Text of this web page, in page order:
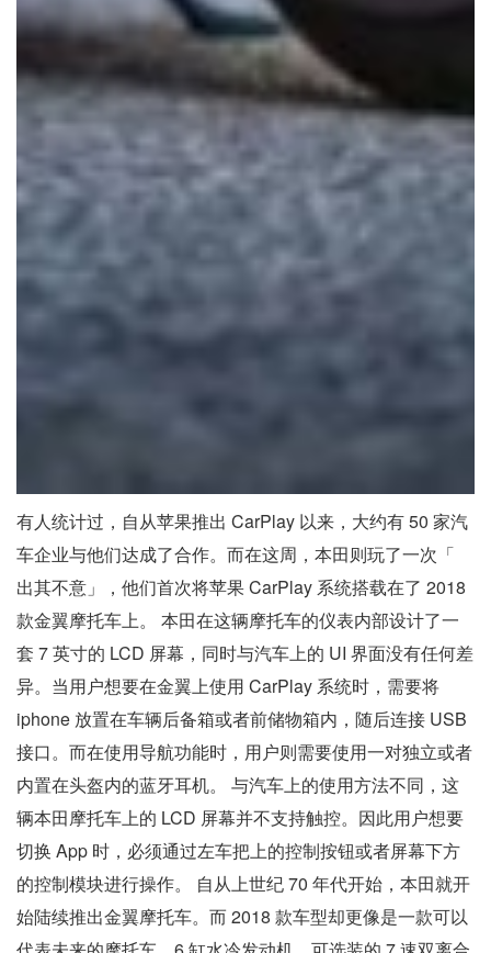
有人统计过，自从苹果推出 CarPlay 以来，大约有 50 家汽
车企业与他们达成了合作。而在这周，本田则玩了一次「
出其不意」，他们首次将苹果 CarPlay 系统搭载在了 2018
款金翼摩托车上。 本田在这辆摩托车的仪表内部设计了一
套 7 英寸的 LCD 屏幕，同时与汽车上的 UI 界面没有任何差
异。当用户想要在金翼上使用 CarPlay 系统时，需要将
iphone 放置在车辆后备箱或者前储物箱内，随后连接 USB
接口。而在使用导航功能时，用户则需要使用一对独立或者
内置在头盔内的蓝牙耳机。 与汽车上的使用方法不同，这
辆本田摩托车上的 LCD 屏幕并不支持触控。因此用户想要
切换 App 时，必须通过左车把上的控制按钮或者屏幕下方
的控制模块进行操作。 自从上世纪 70 年代开始，本田就开
始陆续推出金翼摩托车。而 2018 款车型却更像是一款可以